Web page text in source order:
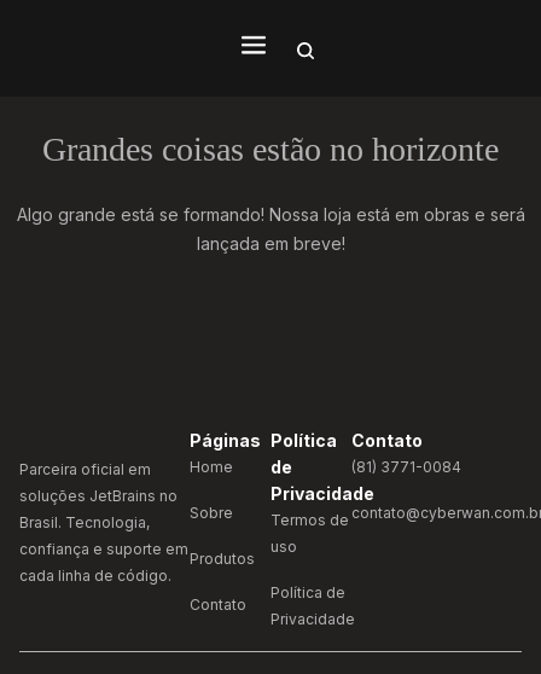
Grandes coisas estão no horizonte
Algo grande está se formando! Nossa loja está em obras e será
lançada em breve!
Parceira oficial em
soluções JetBrains no
Brasil. Tecnologia,
confiança e suporte em
cada linha de código.
Páginas
Home
Sobre
Produtos
Contato
Política
de
Privacidade
Termos de
uso
Política de
Privacidade
Contato
(81) 3771-0084